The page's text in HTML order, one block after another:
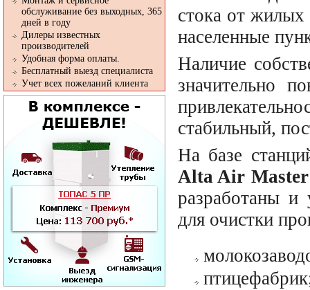
обслуживание без выходных, 365
дней в году
Дилеры известных
производителей
Удобная форма оплаты.
Бесплатный выезд специалиста
Учет всех пожеланий клиента
стока от жилых
населенные
Наличие
значительно
стабильный,
На базе
Alta Air
разработаны и
для очистки